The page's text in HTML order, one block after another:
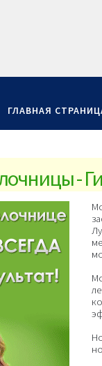
ГЛАВНАЯ
-